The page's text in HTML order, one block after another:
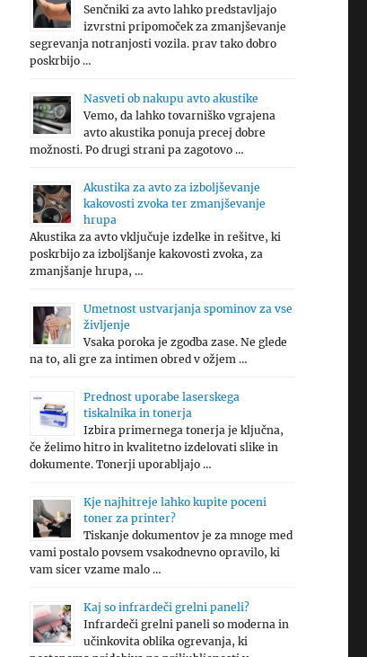
Senčniki za avto lahko predstavljajo
izvrstni pripomoček za zmanjševanje
segrevanja notranjosti vozila. prav tako dobro
poskrbijo …
Nasveti ob nakupu avto akustike
Vemo, da lahko tovarniško vgrajena
avto akustika ponuja precej dobre
možnosti. Po drugi strani pa zagotovo …
Akustika za avto za izboljševanje
kakovosti zvoka ter zmanjševanje
hrupa
Akustika za avto vključuje izdelke in rešitve, ki
poskrbijo za izboljšanje kakovosti zvoka, za
zmanjšanje hrupa, …
Umetnost ustvarjanja spominov za vse
življenje
Vsaka poroka je zgodba zase. Ne glede
na to, ali gre za intimen obred v ožjem …
Prednost uporabe laserskega
tiskalnika in tonerja
Izbira primernega tonerja je ključna,
če želimo hitro in kvalitetno izdelovati slike in
dokumente. Tonerji uporabljajo …
Kje najhitreje lahko kupite poceni
toner za printer?
Tiskanje dokumentov je za mnoge med
vami postalo povsem vsakodnevno opravilo, ki
vam sicer vzame malo …
Kaj so infrardeči grelni paneli?
Infrardeči grelni paneli so moderna in
učinkovita oblika ogrevanja, ki